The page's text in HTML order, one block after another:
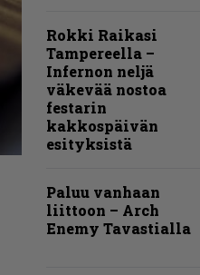
Rokki Raikasi
Tampereella –
Infernon neljä
väkevää nostoa
festarin
kakkospäivän
esityksistä
Paluu vanhaan
liittoon – Arch
Enemy Tavastialla